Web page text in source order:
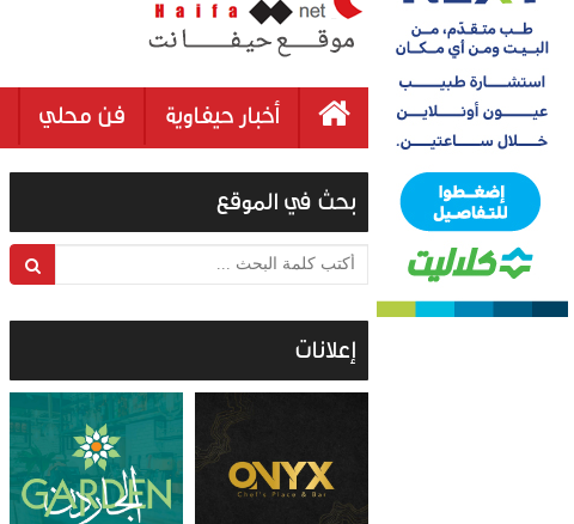
أخبار حيفاوية فن محلي
بحث في الموقع
أكتب كلمة البحث ...
إعلانات